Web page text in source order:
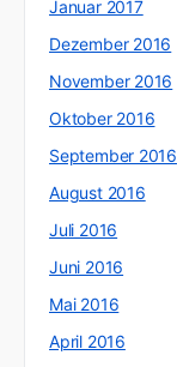
Januar 2017
Dezember 2016
November 2016
Oktober 2016
September 2016
August 2016
Juli 2016
Juni 2016
Mai 2016
April 2016